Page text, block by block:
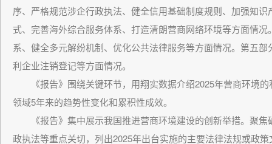
序、严格规范涉企行政执法、健全信用基础制度规则、加强知
式、完善海外综合服务体系、打造清朗营商网络环境等方面情
系、健全多元解纷机制、优化公共法律服务等方面情况。第五
利企业注销登记等方面情况。
《报告》围绕关键环节，用翔实数据介绍2025年营商环境的
领域5年来的趋势性变化和累积性成效。
《报告》集中展示我国推进营商环境建设的创新举措。聚焦
政执法等重点关切，列出2025年出台实施的主要法律法规或政